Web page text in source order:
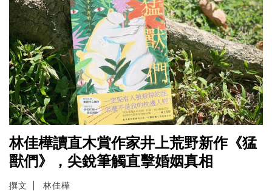
林佳樺讀直木賞作家井上荒野新作《猛
獸們》，尖銳筆觸直擊婚姻真相
撰文 林佳樺